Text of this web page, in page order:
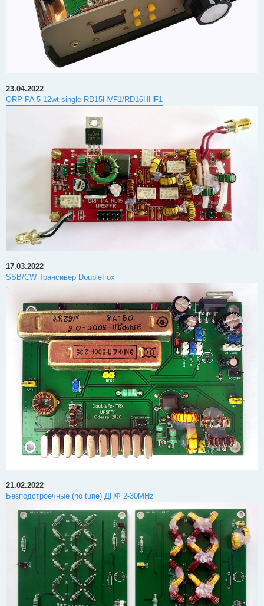
23.04.2022
QRP PA 5-12wt single RD15HVF1/RD16HHF1
17.03.2022
SSB/CW Трансивер DoubleFox
21.02.2022
Безподстроечные (no tune) ДПФ 2-30MHz